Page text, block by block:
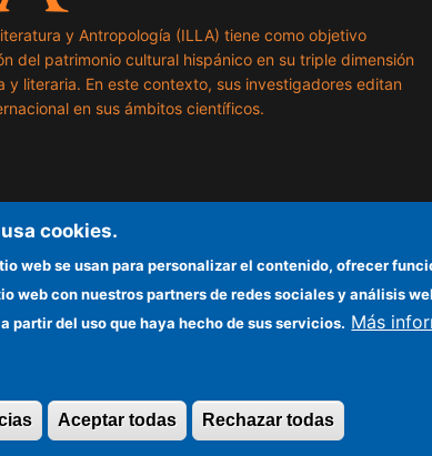
y Antropología (ILLA) tiene como objetivo
del patrimonio cultural hispánico en su triple dimensión
y literaria. En este contexto, sus investigadores editan
en sus ámbitos científicos.
los derechos reservados
cookies.
web se usan para personalizar el contenido, ofrecer
web con nuestros partners de redes sociales y análisis
partir del uso que haya hecho de sus servicios. Más
Rechazar todas
Aceptar todas